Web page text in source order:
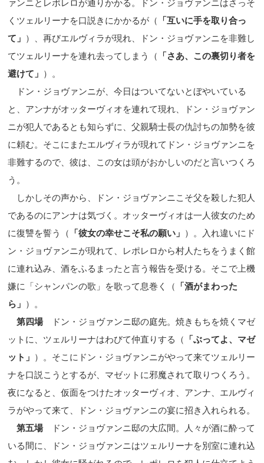
ァンニとレポレロが通りかかる。ドン・ジョヴァンニはさっそ
くツェルリーナを口説きにかかるが（
「互いに手を取り合っ
て」 ）、再びエルヴィラが現れ、ドン・ジョヴァンニを非難し
てツェルリーナを連れ去ってしまう（
「さあ、この裏切り者を
避けて」 ）。
ドン・ジョヴァンニが、今日はついてないとぼやいている
と、アンナがオッターヴィオを連れて現れ、ドン・ジョヴァン
ニが犯人であるとも知らずに、父親騎士長の仇討ちの加勢を彼
に頼む。そこにまたエルヴィラが現れてドン・ジョヴァンニを
非難するので、彼は、この女は頭がおかしいのだと言いつくろ
う。
しかしその声から、ドン・ジョヴァンニこそ父を殺した犯人
であるのにアンナは気づく。オッターヴィオは一人彼女のため
に復讐を誓う（
「彼女の幸せこそ私の願い」 ）。入れ違いにド
ン・ジョヴァンニが現れて、レポレロから村人たちをうまく館
に連れ込み、酒をふるまったと言う報告を受ける。そこで上機
嫌に「シャンパンの歌」を歌って息巻く（
「酒がまわった
ら」 ）。
第四場ドン・ジョヴァンニ邸の庭先。焼きもちを焼くマゼ
ットに、ツェルリーナはわびて仲直りする（
「ぶってよ、マゼ
ット」 ）。そこにドン・ジョヴァンニがやって来てツェルリー
ナを口説こうとするが、マゼットに邪魔されて取りつくろう。
夜になると、仮面をつけたオッターヴィオ、アンナ、エルヴィ
ラがやって来て、ドン・ジョヴァンニの宴に招き入れられる。
第五場ドン・ジョヴァンニ邸の大広間。人々が酒に酔って
いる間に、ドン・ジョヴァンニはツェルリーナを別室に連れ込